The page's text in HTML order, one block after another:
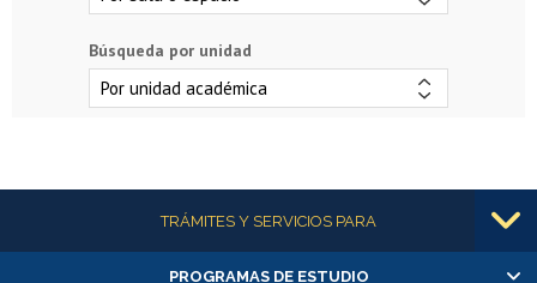
Búsqueda por unidad
Más informaciónTRÁMITES Y SERVICIOS PARA
PROGRAMAS DE ESTUDIO